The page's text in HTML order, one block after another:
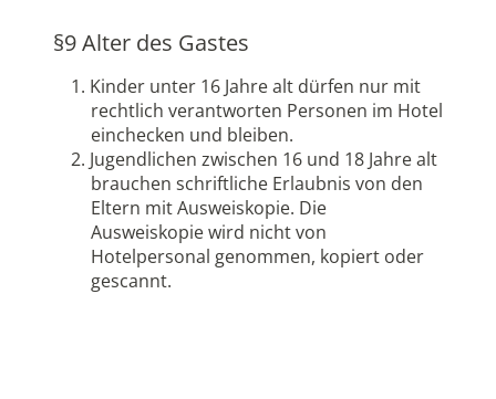
§9 Alter des Gastes
Kinder unter 16 Jahre alt dürfen nur mit
rechtlich verantworten Personen im Hotel
einchecken und bleiben.
Jugendlichen zwischen 16 und 18 Jahre alt
brauchen schriftliche Erlaubnis von den
Eltern mit Ausweiskopie. Die
Ausweiskopie wird nicht von
Hotelpersonal genommen, kopiert oder
gescannt.